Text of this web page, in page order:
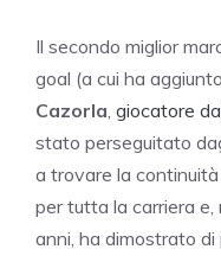
Il secondo miglior
goal (a cui ha
Cazorla, giocatore
stato perseguitato
a trovare la
per tutta la carriera
anni, ha dimostrato